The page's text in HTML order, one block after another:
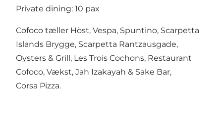
Private dining: 10 pax
Cofoco tæller Höst, Vespa, Spuntino, Scarpetta
Islands Brygge, Scarpetta Rantzausgade,
Oysters & Grill , Les Trois Cochons, Restaurant
Cofoco, Vækst, Jah Izakayah & Sake Bar,
Corsa Pizza.